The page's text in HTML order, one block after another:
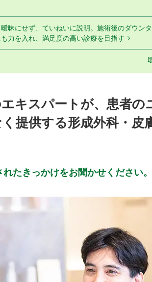
昧にせず、ていねいに説明。施術後のダウン
力を入れ、満足度の高い診療を目指す
キスパートが、患者の
提供する形成外科・皮
たきっかけをお聞かせください。